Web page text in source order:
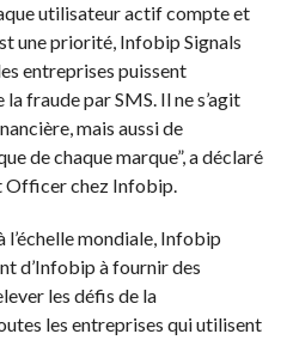
utilisateur actif compte et
une priorité, Infobip Signals
entreprises puissent
fraude par SMS. Il ne s’agit
mais aussi de
de chaque marque”, a déclaré
Officer chez Infobip.
mondiale, Infobip
d’Infobip à fournir des
les défis de la
les entreprises qui utilisent